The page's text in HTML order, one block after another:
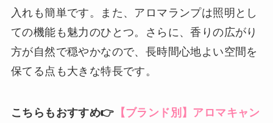
入れも簡単です。また、アロマランプは照明とし
ての機能も魅力のひとつ。さらに、香りの広がり
方が自然で穏やかなので、長時間心地よい空間を
保てる点も大きな特長です。
こちらもおすすめ👉 【ブランド別】アロマキャン